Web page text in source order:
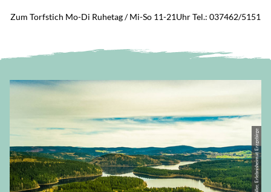
Zum Torfstich Mo-Di Ruhetag / Mi-So 11-21Uhr Tel.: 037462/5151